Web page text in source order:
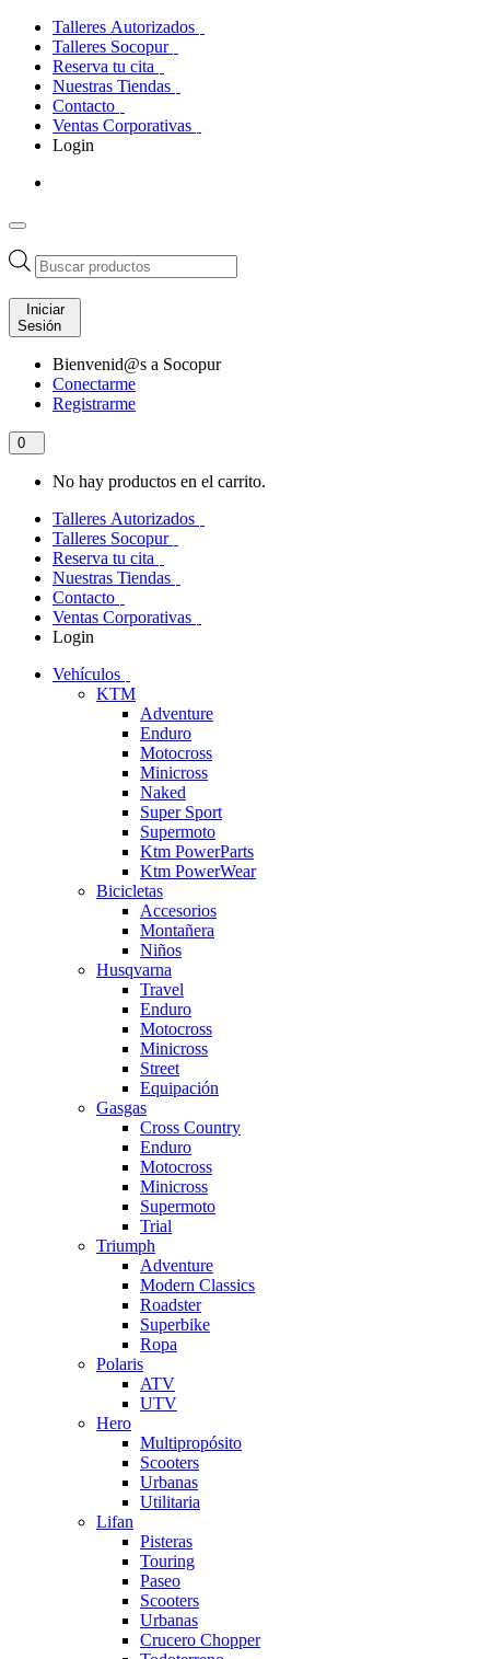
Talleres Autorizados
Talleres Socopur
Reserva tu cita
Nuestras Tiendas
Contacto
Ventas Corporativas
Login
Búsqueda
de
productos
Iniciar
Sesión
Bienvenid@s a Socopur
Conectarme
Registrarme
0
No hay productos en el carrito.
Talleres Autorizados
Talleres Socopur
Reserva tu cita
Nuestras Tiendas
Contacto
Ventas Corporativas
Login
Vehículos
KTM
Adventure
Enduro
Motocross
Minicross
Naked
Super Sport
Supermoto
Ktm PowerParts
Ktm PowerWear
Bicicletas
Accesorios
Montañera
Niños
Husqvarna
Travel
Enduro
Motocross
Minicross
Street
Equipación
Gasgas
Cross Country
Enduro
Motocross
Minicross
Supermoto
Trial
Triumph
Adventure
Modern Classics
Roadster
Superbike
Ropa
Polaris
ATV
UTV
Hero
Multipropósito
Scooters
Urbanas
Utilitaria
Lifan
Pisteras
Touring
Paseo
Scooters
Urbanas
Crucero Chopper